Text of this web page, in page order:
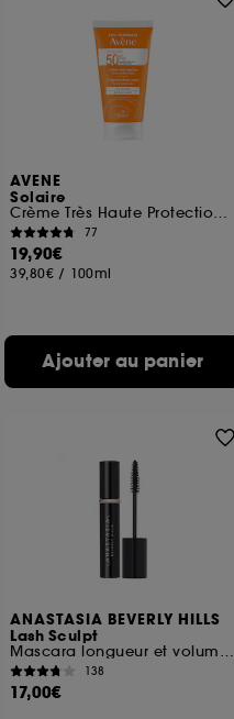
AVENE
Solaire
Crème Très Haute Protection Sans Parfum SPF50+
77
19,90€
39,80€ / 100ml
Ajouter au panier
ANASTASIA BEVERLY HILLS
Lash Sculpt
Mascara longueur et volume Format Voyage
138
17,00€